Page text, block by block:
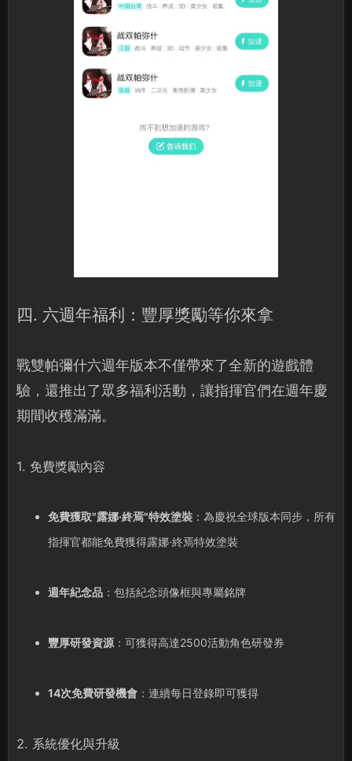
四. 六週年福利：豐厚獎勵等你來拿
戰雙帕彌什六週年版本不僅帶來了全新的遊戲體
驗，還推出了眾多福利活動，讓指揮官們在週年慶
期間收穫滿滿。
1. 免費獎勵內容
免費獲取"露娜·終焉"特效塗裝：為慶祝全球版本同步，所有
指揮官都能免費獲得露娜·終焉特效塗裝
週年紀念品：包括紀念頭像框與專屬銘牌
豐厚研發資源：可獲得高達2500活動角色研發券
14次免費研發機會：連續每日登錄即可獲得
2. 系統優化與升級